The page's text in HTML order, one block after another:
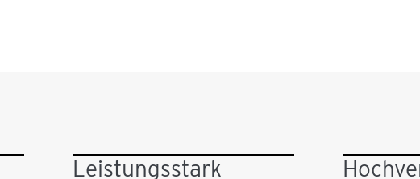
Leistungsstark